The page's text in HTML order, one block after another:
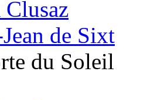
Clusaz
de Sixt
du Soleil